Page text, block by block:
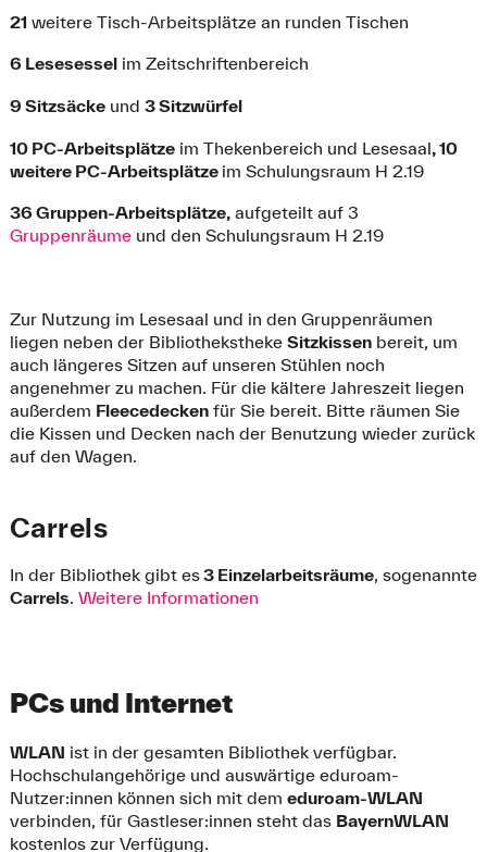
21 weitere Tisch-Arbeitsplätze an runden Tischen
6 Lesesesselim Zeitschriftenbereich
9 Sitzsäckeund 3 Sitzwürfel
10 PC-Arbeitsplätzeim Thekenbereich und Lesesaal, 10
weitere PC-Arbeitsplätze im Schulungsraum H 2.19
36 Gruppen-Arbeitsplätze,aufgeteilt auf 3
Gruppenräumeund den Schulungsraum H 2.19
Zur Nutzung im Lesesaal und in den Gruppenräumen
liegen neben der Bibliothekstheke Sitzkissenbereit, um
auch längeres Sitzen auf unseren Stühlen noch
angenehmer zu machen. Für die kältere Jahreszeit liegen
außerdem Fleecedeckenfür Sie bereit. Bitte räumen Sie
die Kissen und Decken nach der Benutzung wieder zurück
auf den Wagen.
Carrels
In der Bibliothek gibt es3 Einzelarbeitsräume, sogenannte
Carrels. Weitere Informationen
PCs und Internet
WLAN ist in der gesamten Bibliothek verfügbar.
Hochschulangehörige und auswärtige eduroam-
Nutzer:innen können sich mit dem eduroam-WLAN
verbinden, für Gastleser:innen steht das BayernWLAN
kostenlos zur Verfügung.